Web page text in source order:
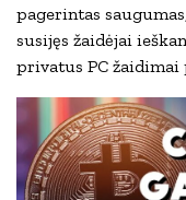
pagerintas
susijęs žaidėjai
privatus PC